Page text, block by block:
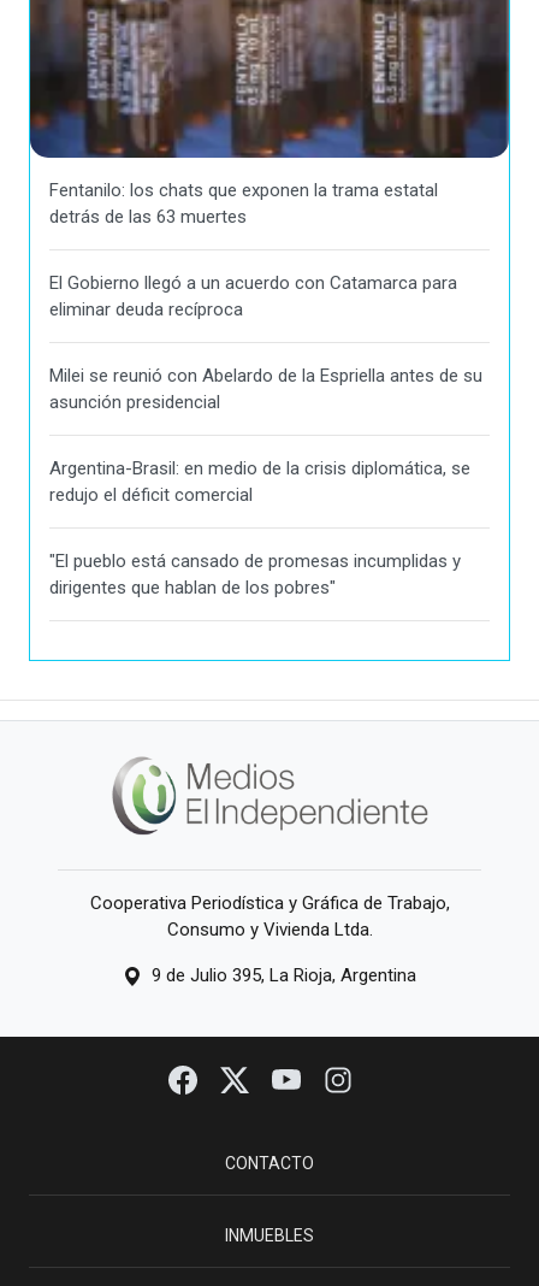
Fentanilo: los chats que exponen la trama estatal
detrás de las 63 muertes
El Gobierno llegó a un acuerdo con Catamarca para
eliminar deuda recíproca
Milei se reunió con Abelardo de la Espriella antes de su
asunción presidencial
Argentina-Brasil: en medio de la crisis diplomática, se
redujo el déficit comercial
"El pueblo está cansado de promesas incumplidas y
dirigentes que hablan de los pobres"
Cooperativa Periodística y Gráfica de Trabajo,
Consumo y Vivienda Ltda.
9 de Julio 395, La Rioja, Argentina
CONTACTO
INMUEBLES